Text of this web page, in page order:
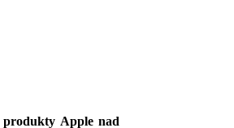
produkty Apple nad